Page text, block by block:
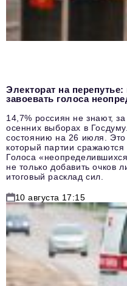
Электорат на
завоевать голоса
14,7% россиян не знают, за
осенних выборах в
состоянию на 26 июля. Это
который партии
Голоса
не только добавить очков
итоговый расклад сил.
10 августа 17:15